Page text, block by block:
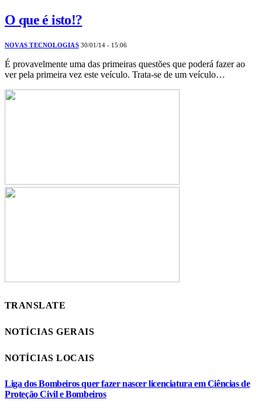
O que é isto!?
NOVAS TECNOLOGIAS 30/01/14 - 15:06
É provavelmente uma das primeiras questões que poderá fazer ao
ver pela primeira vez este veículo. Trata-se de um veículo…
TRANSLATE
NOTÍCIAS GERAIS
NOTÍCIAS LOCAIS
Liga dos Bombeiros quer fazer nascer licenciatura em Ciências de
Proteção Civil e Bombeiros